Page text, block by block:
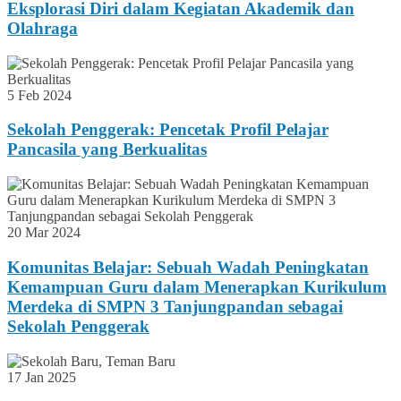
Eksplorasi Diri dalam Kegiatan Akademik dan
Olahraga
5 Feb 2024
Sekolah Penggerak: Pencetak Profil Pelajar
Pancasila yang Berkualitas
20 Mar 2024
Komunitas Belajar: Sebuah Wadah Peningkatan
Kemampuan Guru dalam Menerapkan Kurikulum
Merdeka di SMPN 3 Tanjungpandan sebagai
Sekolah Penggerak
17 Jan 2025